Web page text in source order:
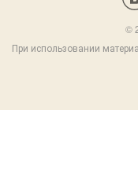
©
При использовании